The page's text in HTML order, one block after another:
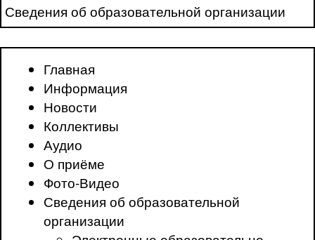
Сведения об образовательной организации
Главная
Информация
Новости
Коллективы
Аудио
О приёме
Фото-Видео
Сведения об образовательной
организации